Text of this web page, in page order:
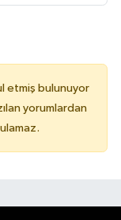
etmiş bulunuyor
yorumlardan